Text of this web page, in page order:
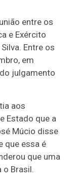
entre os
e Exército
Entre os
em
julgamento
aos
Estado que a
Múcio disse
que essa é
que uma
o Brasil.